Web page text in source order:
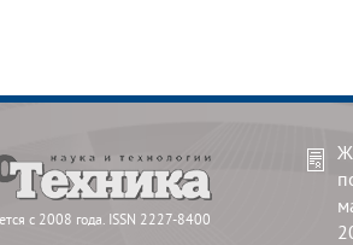
с 2008 года. ISSN 2227-8400